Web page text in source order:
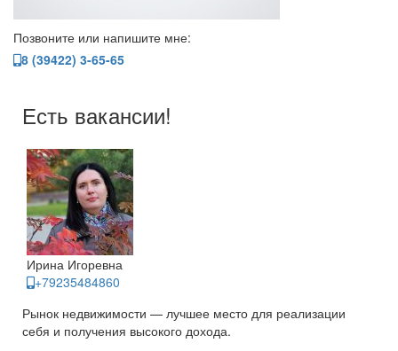
Позвоните или напишите мне:
8 (39422) 3-65-65
Есть вакансии!
Ирина Игоревна
+79235484860
Рынок недвижимости — лучшее место для реализации
себя и получения высокого дохода.